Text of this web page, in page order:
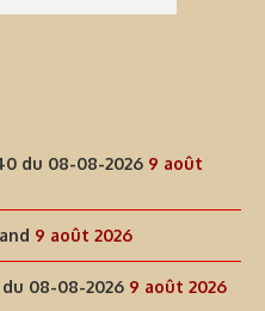
du 08-08-2026 9 août
9 août 2026
08-08-2026 9 août 2026